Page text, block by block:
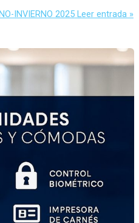
INVIERNO 2025Leer entrada »